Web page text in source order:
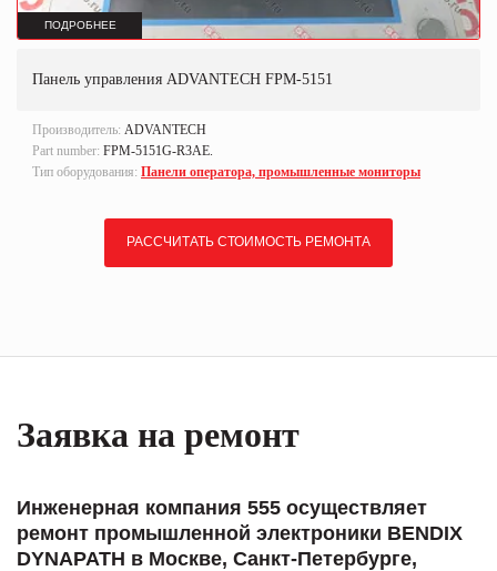
ПОДРОБНЕЕ
Панель управления ADVANTECH FPM-5151
Производитель: ADVANTECH
Part number: FPM-5151G-R3AE.
Тип оборудования: Панели оператора, промышленные мониторы
РАССЧИТАТЬ СТОИМОСТЬ РЕМОНТА
Заявка на ремонт
Инженерная компания 555 осуществляет
ремонт промышленной электроники BENDIX
DYNAPATH в Москве, Санкт-Петербурге,